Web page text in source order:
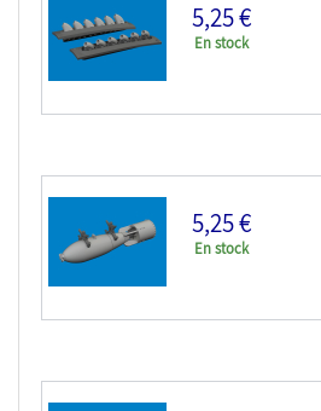
Eduard kit d'amelioration avion brassin Print...
5,25 €
En stock
Eduard kit d'amelioration avion brassin Print...
5,25 €
En stock